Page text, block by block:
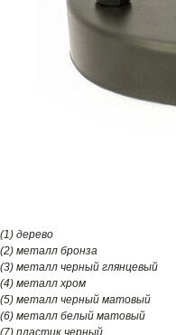
(1) дерево
(2) металл бронза
(3) металл черный глянцевый
(4) металл хром
(5) металл черный матовый
(6) металл белый матовый